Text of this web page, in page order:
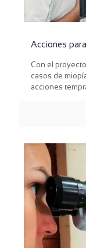
Acciones
Con el
casos de
acciones